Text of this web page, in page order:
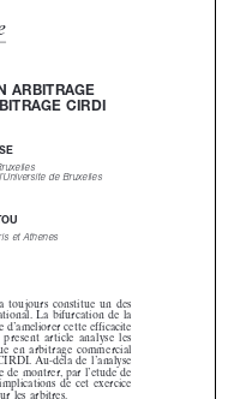








ARBITRAGE
CIRDI
de Bruxelles
et Athènes
toujours  constitué  un  des
La  bifurcation  de  la
d’améliorer cette efficacité
présent  article  analyse  les
en  arbitrage  commercial
Au-delà  de  l’analyse
de  montrer,  par  l’étude  de
de  cet  exercice